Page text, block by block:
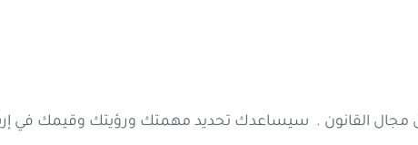
مجال القانون . سيساعدك تحديد مهمتك ورؤيتك وقيمك في